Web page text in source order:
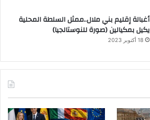
أغبالة إقليم بني ملال..ممثل السلطة المحلية
يكيل بمكيالين (صورة للنوستالجيا)
18 أكتوبر 2023